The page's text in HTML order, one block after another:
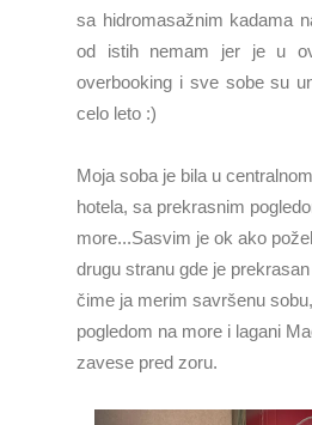
sa hidromasažnim kadama
od istih nemam jer je u
overbooking i sve sobe su
celo leto :)
Moja soba je bila u
hotela, sa prekrasnim
more...Sasvim je ok ako
drugu stranu gde je
čime ja merim savršenu
pogledom na more i lagani
zavese pred zoru.